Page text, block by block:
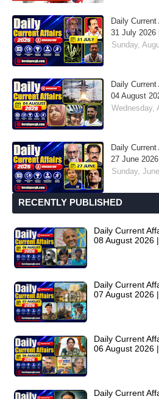
Daily
31 July 2026
Sunday,
Daily
04 August
Wednesday,
Daily
27 June
Sunday,
RECENTLY PUBLISHED
Daily Current
08 August 2026
Daily Current
07 August 2026
Daily Current
06 August 2026
Daily Current